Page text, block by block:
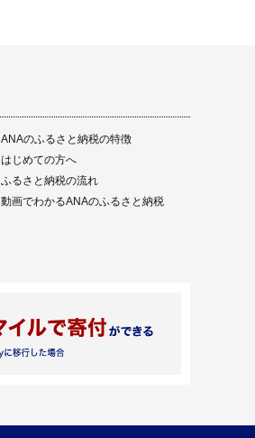
ANAのふるさと納税の特徴
はじめての方へ
ふるさと納税の流れ
動画でわかるANAのふるさと納税